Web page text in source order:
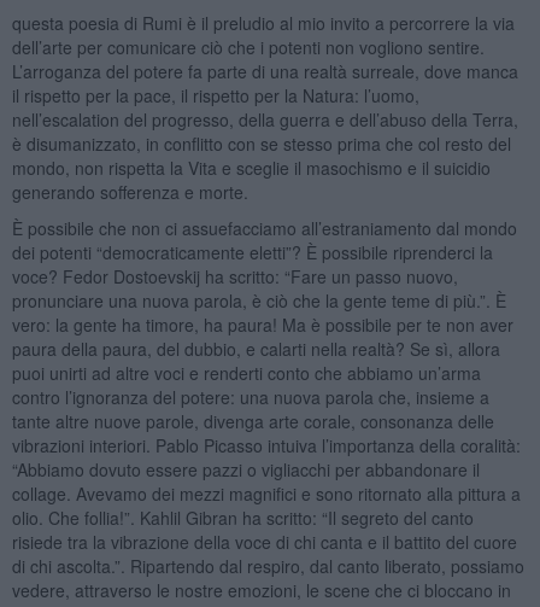
questa poesia di Rumi è il preludio al mio invito a percorrere la via
dell’arte per comunicare ciò che i potenti non vogliono sentire.
L’arroganza del potere fa parte di una realtà surreale, dove manca
il rispetto per la pace, il rispetto per la Natura: l’uomo,
nell’escalation del progresso, della guerra e dell’abuso della Terra,
è disumanizzato, in conflitto con se stesso prima che col resto del
mondo, non rispetta la Vita e sceglie il masochismo e il suicidio
generando sofferenza e morte.
È possibile che non ci assuefacciamo all’estraniamento dal mondo
dei potenti “democraticamente eletti”? È possibile riprenderci la
voce? Fedor Dostoevskij ha scritto: “Fare un passo nuovo,
pronunciare una nuova parola, è ciò che la gente teme di più.”. È
vero: la gente ha timore, ha paura! Ma è possibile per te non aver
paura della paura, del dubbio, e calarti nella realtà? Se sì, allora
puoi unirti ad altre voci e renderti conto che abbiamo un’arma
contro l’ignoranza del potere: una nuova parola che, insieme a
tante altre nuove parole, divenga arte corale, consonanza delle
vibrazioni interiori. Pablo Picasso intuiva l’importanza della coralità:
“Abbiamo dovuto essere pazzi o vigliacchi per abbandonare il
collage. Avevamo dei mezzi magnifici e sono ritornato alla pittura a
olio. Che follia!”. Kahlil Gibran ha scritto: “Il segreto del canto
risiede tra la vibrazione della voce di chi canta e il battito del cuore
di chi ascolta.”. Ripartendo dal respiro, dal canto liberato, possiamo
vedere, attraverso le nostre emozioni, le scene che ci bloccano in